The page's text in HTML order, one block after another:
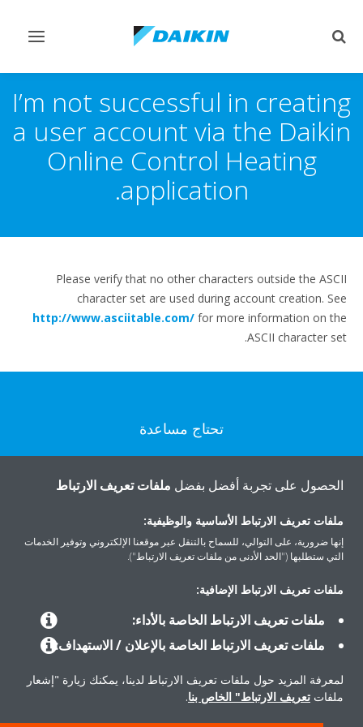
Toggle
Toggle
I’m not successful in creating
a user account via the Daikin
Online Control Heating
application.
Please verify that no other characters outside the ASCII
character set are used during account creation. See
http://www.asciitable.com/ for more information on the
ASCII character set.
تحتاج مساعدة
اتصل بنا
حلول
حول دايكن
الحصول على تجربة أفضل بفضل ملفات تعريف الارتباط
ملفات تعريف الارتباط الأساسية والوظيفية:
إنها ضرورية، على التوالي، للسماح بالتنقل عبر موقعنا الإلكتروني وتوفير الخدمات
التي ستطلبها ("الحد الأدنى من ملفات تعريف الارتباط").
ملفات تعريف الارتباط الإضافية:
ملفات تعريف الارتباط الخاصة بالأداء:
ملفات تعريف الارتباط الخاصة بالإعلان / الاستهداف:
لمعرفة المزيد حول ملفات تعريف الارتباط لدينا، يمكنك زيارة "إشعار
ملفات تعريف الارتباط" الخاص بنا.